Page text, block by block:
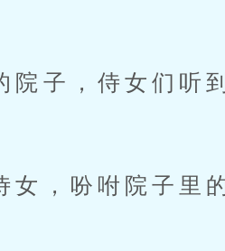
，侍女们听到
吩咐院子里的